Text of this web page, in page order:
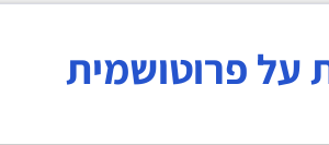
על פרוטושמית